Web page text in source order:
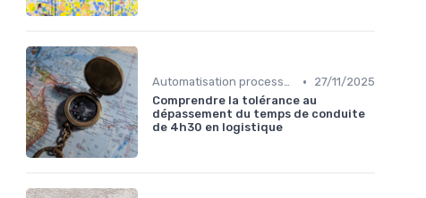
Automatisation processus •
27/11/2025
Comprendre la tolérance au
dépassement du temps de conduite
de 4h30 en logistique